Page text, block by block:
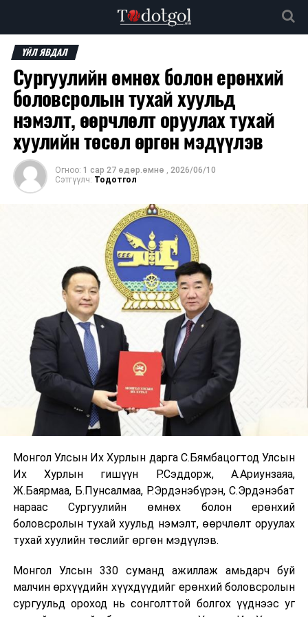
ҮЙЛ ЯВДАЛ
Сургуулийн өмнөх болон ерөнхий
боловсролын тухай хуульд
нэмэлт, өөрчлөлт оруулах тухай
хуулийн төсөл өргөн мэдүүлэв
Огноо: 1 сар 27 өдөр.өмнө , 2026/06/10
Сэтгүүлч: Тодотгол
Монгол Улсын Их Хурлын дарга С.Бямбацогтод Улсын
Их Хурлын гишүүн Р.Сэддорж, А.Ариунзаяа,
Ж.Баярмаа, Б.Пунсалмаа, Р.Эрдэнэбүрэн, С.Эрдэнэбат
нараас Сургуулийн өмнөх болон ерөнхий
боловсролын тухай хуульд нэмэлт, өөрчлөлт оруулах
тухай хуулийн төслийг өргөн мэдүүлэв.
Монгол Улсын 330 суманд ажиллаж амьдарч буй
малчин өрхүүдийн хүүхдүүдийг ерөнхий боловсролын
сургуульд ороход нь сонголттой болгох үүднээс уг